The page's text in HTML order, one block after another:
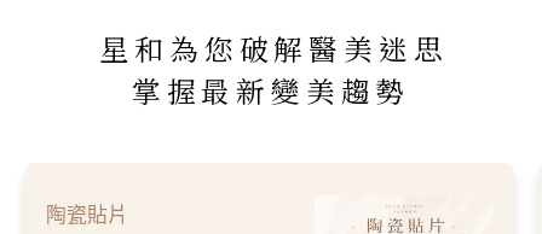
星和為您破解醫美迷思
掌握最新變美趨勢
陶瓷貼片